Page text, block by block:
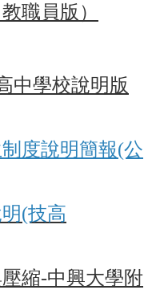
職員版）
中學校說明版
度說明簡報(公
(技高
縮-中興大學附